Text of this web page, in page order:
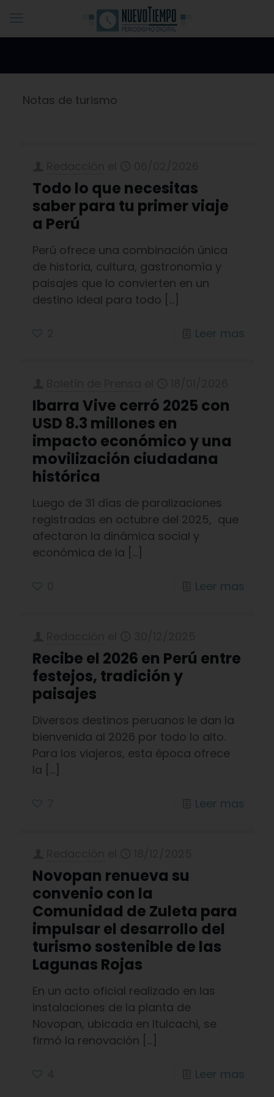
Notas de turismo
Todo lo que necesitas
saber para tu primer viaje
a Perú
Perú ofrece una combinación única
de historia, cultura, gastronomía y
paisajes que lo convierten en un
destino ideal para todo […]
Leer mas
Ibarra Vive cerró 2025 con
USD 8.3 millones en
impacto económico y una
movilización ciudadana
histórica
Luego de 31 días de paralizaciones
registradas en octubre del 2025, que
afectaron la dinámica social y
económica de la […]
Leer mas
Recibe el 2026 en Perú entre
festejos, tradición y
paisajes
Diversos destinos peruanos le dan la
bienvenida al 2026 por todo lo alto.
Para los viajeros, esta época ofrece
la […]
Leer mas
Novopan renueva su
convenio con la
Comunidad de Zuleta para
impulsar el desarrollo del
turismo sostenible de las
Lagunas Rojas
En un acto oficial realizado en las
instalaciones de la planta de
Novopan, ubicada en Itulcachi, se
firmó la renovación […]
Leer mas